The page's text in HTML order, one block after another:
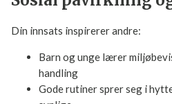
og produksjon
Sosial påvirkning
Din innsats inspirerer andre:
Barn og unge lærer